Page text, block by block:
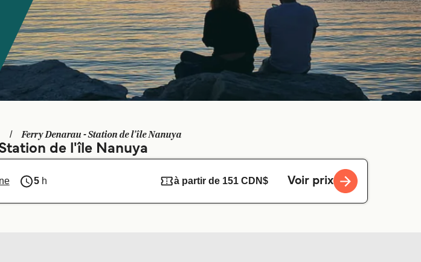
Ferry Denarau - Station de l'île Nanuya
de l'île Nanuya
5h à partir de 151 CDN$ Voir prix